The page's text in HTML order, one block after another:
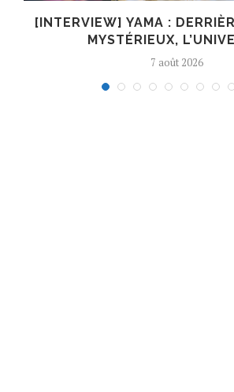
[INTERVIEW] YAMA :
MYSTÉRIEUX,
7 août 2026